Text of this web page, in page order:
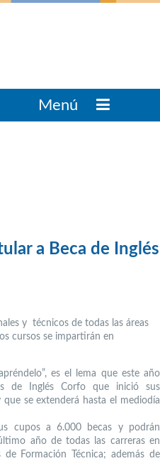
Menú
a Beca de Inglés
y técnicos de todas las áreas
cursos se impartirán en
es el lema que este año
de Inglés Corfo que inició sus
se extenderá hasta el mediodía
cupos a 6.000 becas y podrán
año de todas las carreras en
Formación Técnica; además de